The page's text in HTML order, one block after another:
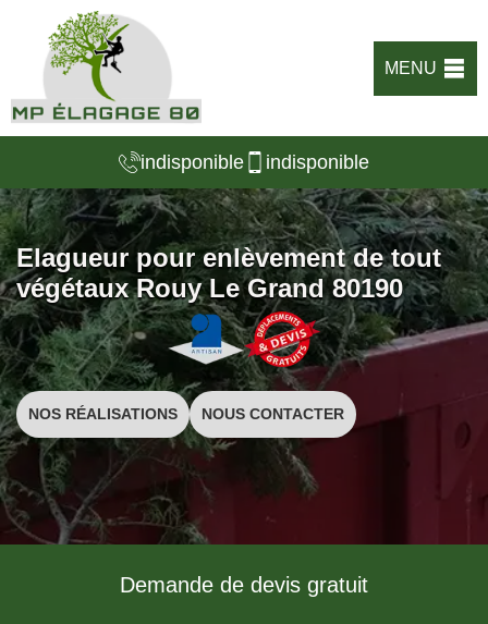
MENU
indisponible indisponible
Elagueur pour enlèvement de tout
végétaux Rouy Le Grand 80190
NOS RÉALISATIONS NOUS CONTACTER
Demande de devis gratuit